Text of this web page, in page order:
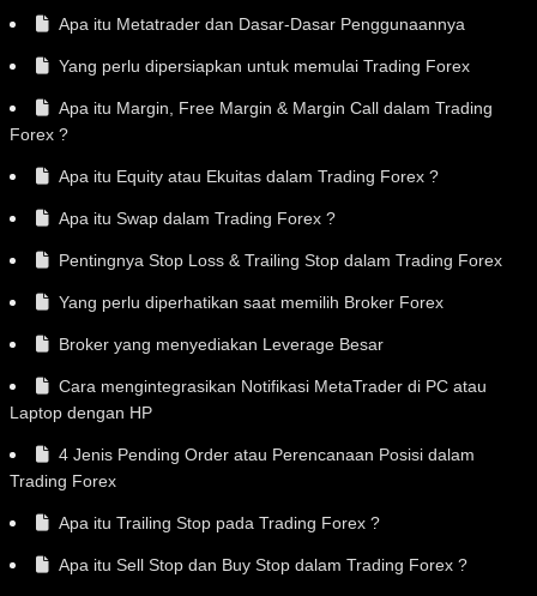
Apa itu Metatrader dan Dasar-Dasar Penggunaannya
Yang perlu dipersiapkan untuk memulai Trading Forex
Apa itu Margin, Free Margin & Margin Call dalam Trading
Forex ?
Apa itu Equity atau Ekuitas dalam Trading Forex ?
Apa itu Swap dalam Trading Forex ?
Pentingnya Stop Loss & Trailing Stop dalam Trading Forex
Yang perlu diperhatikan saat memilih Broker Forex
Broker yang menyediakan Leverage Besar
Cara mengintegrasikan Notifikasi MetaTrader di PC atau
Laptop dengan HP
4 Jenis Pending Order atau Perencanaan Posisi dalam
Trading Forex
Apa itu Trailing Stop pada Trading Forex ?
Apa itu Sell Stop dan Buy Stop dalam Trading Forex ?